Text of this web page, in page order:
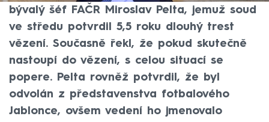
bývalý šéf FAČR Miroslav Pelta, jemuž soud
ve středu potvrdil 5,5 roku dlouhý trest
vězení. Současně řekl, že pokud skutečně
nastoupí do vězení, s celou situací se
popere. Pelta rovněž potvrdil, že byl
odvolán z představenstva fotbalového
Jablonce, ovšem vedení ho jmenovalo